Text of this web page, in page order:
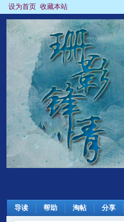
设为首页 收藏本站
导读 帮助 淘帖 分享